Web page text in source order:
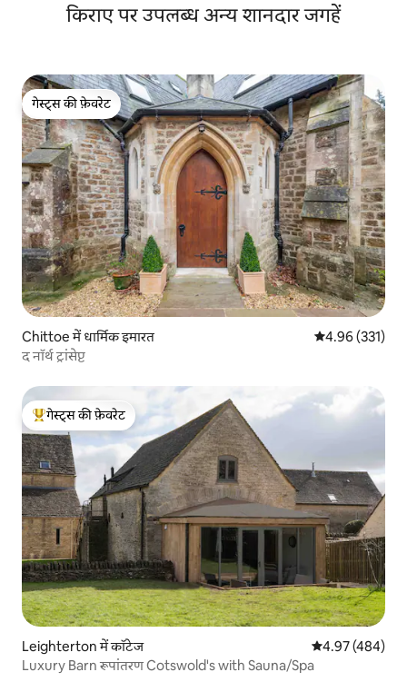
किराए पर उपलब्ध अन्य शानदार जगहें
गेस्ट्स की फ़ेवरेट
गेस्ट्स की फ़ेवरेट
Chittoe में धार्मिक इमारत औसत रेटिंग 5 में से
4.96 (331)
द नॉर्थ ट्रांसेप्ट
गेस्ट्स का टॉप फ़ेवरेट
गेस्ट्स की फ़ेवरेट
Leighterton में कॉटेज औसत रेटिंग 5 में से
4.97 (484)
Luxury Barn रूपांतरण Cotswold's with Sauna/Spa